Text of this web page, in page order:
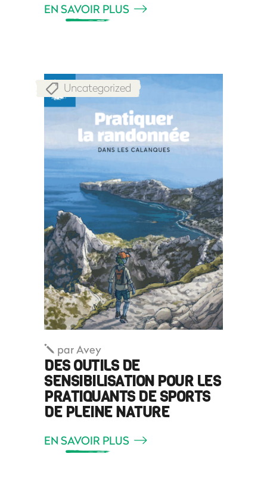
EN SAVOIR PLUS
Uncategorized
parAvey
DES OUTILS DE
SENSIBILISATION POUR LES
PRATIQUANTS DE SPORTS
DE PLEINE NATURE
EN SAVOIR PLUS